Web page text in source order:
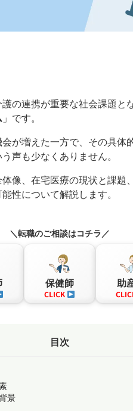
の連携が重要な社会課題と
」です。
が増えた一方で、その具体
声も少なくありません。
像、在宅医療の現状と課題
性について解説します。
＼転職のご相談はコチラ／
保健師
CLICK
助
目次
景